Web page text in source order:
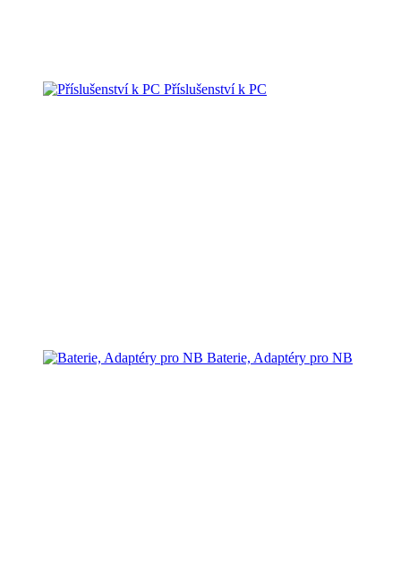
Příslušenství k PC
Baterie, Adaptéry pro NB